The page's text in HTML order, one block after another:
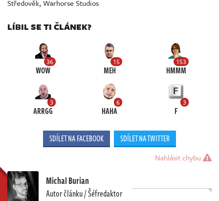
Středověk,Warhorse Studios
LÍBIL SE TI ČLÁNEK?
36
WOW
15
MEH
153
HMMM
3
ARRGG
6
HAHA
3
F
SDÍLET NA FACEBOOK SDÍLET NA TWITTER
Nahlásit chybu
Michal Burian
Autor článku / Šéfredaktor